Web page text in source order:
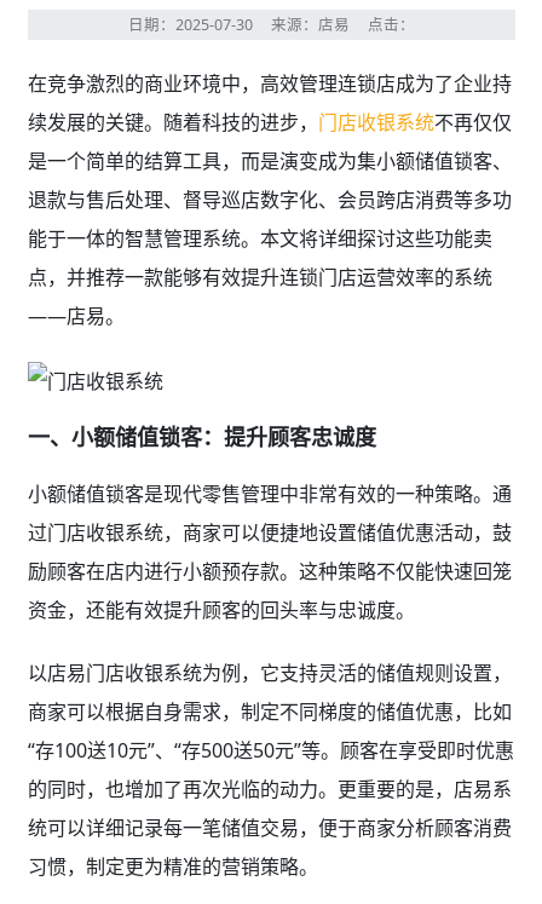
日期：2025-07-30 来源：店易 点击：
在竞争激烈的商业环境中，高效管理连锁店成为了企业持
续发展的关键。随着科技的进步， 门店收银系统不再仅仅
是一个简单的结算工具，而是演变成为集小额储值锁客、
退款与售后处理、督导巡店数字化、会员跨店消费等多功
能于一体的智慧管理系统。本文将详细探讨这些功能卖
点，并推荐一款能够有效提升连锁门店运营效率的系统
——店易。
一、小额储值锁客：提升顾客忠诚度
小额储值锁客是现代零售管理中非常有效的一种策略。通
过门店收银系统，商家可以便捷地设置储值优惠活动，鼓
励顾客在店内进行小额预存款。这种策略不仅能快速回笼
资金，还能有效提升顾客的回头率与忠诚度。
以店易门店收银系统为例，它支持灵活的储值规则设置，
商家可以根据自身需求，制定不同梯度的储值优惠，比如
“存100送10元”、“存500送50元”等。顾客在享受即时优惠
的同时，也增加了再次光临的动力。更重要的是，店易系
统可以详细记录每一笔储值交易，便于商家分析顾客消费
习惯，制定更为精准的营销策略。